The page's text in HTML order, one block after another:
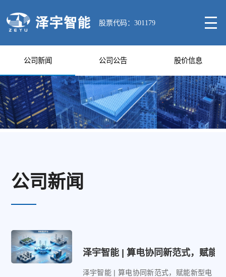
股票代码：301179
公司新闻 公司公告 股价信息
公司新闻
泽宇智能 | 算电协同新范式，赋能
泽宇智能 | 算电协同新范式，赋能新型电